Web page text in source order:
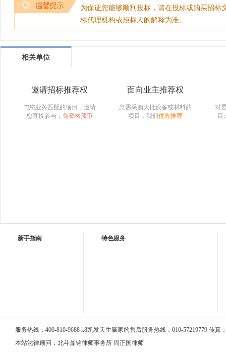
为保证您能够顺利投标，请在投标或购买招
标代理机构或招标人的解释为准。
相关单位
邀请招标推荐权
与您业务匹配的项目，邀请
您直接参与， 免资格预审
面向业主推荐权
急需采购大批设备或材料的
项目，我们优先推荐
对
目
新手指南 特色服务
服务热线：400-810-9688 k8凯发天生赢家的售后服务热线：010-57219779 传真
本站法律顾问：北斗鼎铭律师事务所 周正国律师